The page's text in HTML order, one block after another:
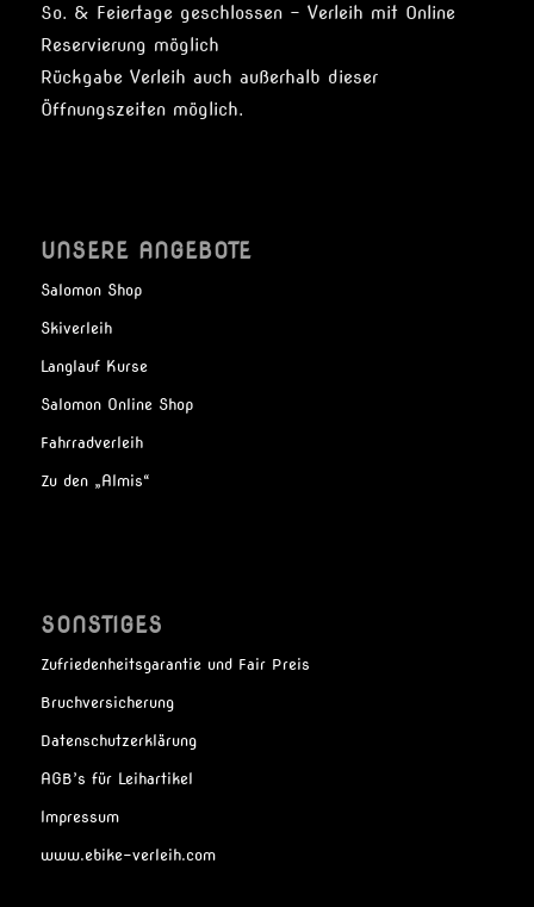
So. & Feiertage geschlossen – Verleih mit Online
Reservierung möglich
Rückgabe Verleih auch außerhalb dieser
Öffnungszeiten möglich.
UNSERE ANGEBOTE
Salomon Shop
Skiverleih
Langlauf Kurse
Salomon Online Shop
Fahrradverleih
Zu den „Almis“
SONSTIGES
Zufriedenheitsgarantie und Fair Preis
Bruchversicherung
Datenschutzerklärung
AGB’s für Leihartikel
Impressum
www.ebike-verleih.com